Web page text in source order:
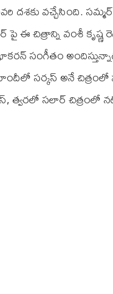
దశకు వచ్చేసింది.
ఈ చిత్రాన్ని వంశీ
సంగీతం
సర్కస్ అనే
త్వరలో సలార్ చిత్రంలో